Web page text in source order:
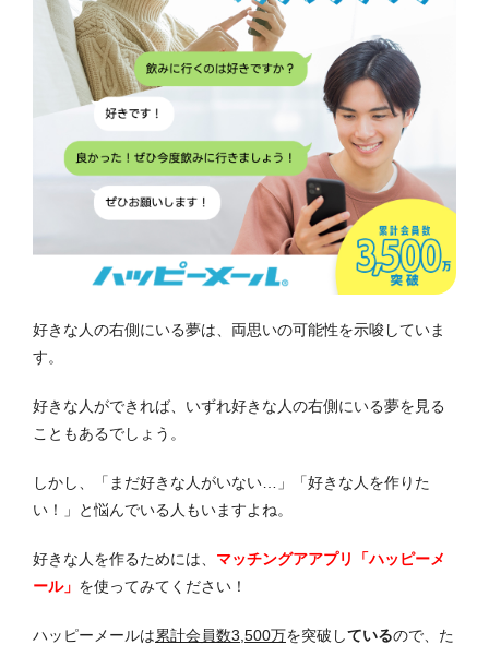
好きな人の右側にいる夢は、両思いの可能性を示唆していま
す。
好きな人ができれば、いずれ好きな人の右側にいる夢を見る
こともあるでしょう。
しかし、「まだ好きな人がいない…」「好きな人を作りた
い！」と悩んでいる人もいますよね。
好きな人を作るためには、 マッチングアアプリ「ハッピーメ
ール」 を使ってみてください！
ハッピーメールは累計会員数3,500万を突破しているので、た